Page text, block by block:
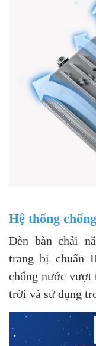
Hệ thống
Đèn bàn chải
trang bị chuẩn
chống nước vượt
trời và sử dụng